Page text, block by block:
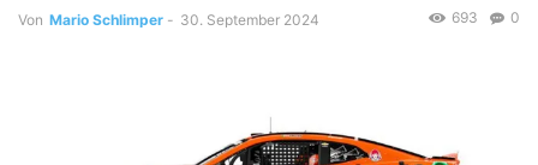
Von Mario Schlimper - 30. September 2024 0
693